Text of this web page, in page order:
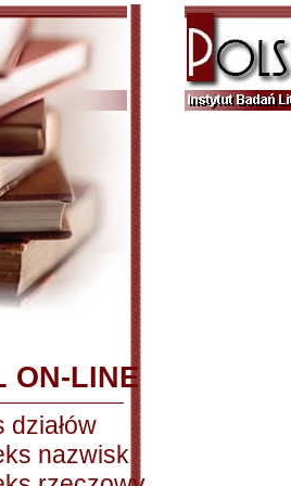
ON-LINE
działów
nazwisk